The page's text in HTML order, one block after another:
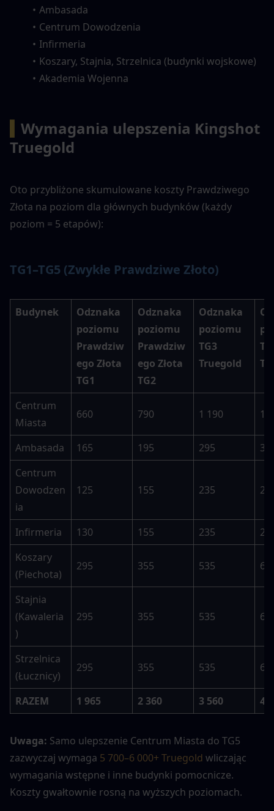
Ambasada
Centrum Dowodzenia
Infirmeria
Koszary, Stajnia, Strzelnica (budynki wojskowe)
Akademia Wojenna
Wymagania ulepszenia Kingshot
Truegold
Oto przybliżone skumulowane koszty Prawdziwego
Złota na poziom dla głównych budynków (każdy
poziom = 5 etapów):
TG1–TG5 (Zwykłe Prawdziwe Złoto)
Budynek
Odznaka
poziomu
Prawdziw
ego Złota
TG1
Odznaka
poziomu
Prawdziw
ego Złota
TG2
Odznaka
poziomu
TG3
Truegold
Centrum
Miasta
660 790 1 190 1
Ambasada 165 195 295
Centrum
Dowodzen
ia
125 155 235
Infirmeria 130 155 235
Koszary
(Piechota)
295 355 535
Stajnia
(Kawaleria
)
295 355 535
Strzelnica
(Łucznicy)
295 355 535
RAZEM 1 965 2 360 3 560 4
Uwaga: Samo ulepszenie Centrum Miasta do TG5
zazwyczaj wymaga 5 700–6 000+ Truegold wliczając
wymagania wstępne i inne budynki pomocnicze.
Koszty gwałtownie rosną na wyższych poziomach.